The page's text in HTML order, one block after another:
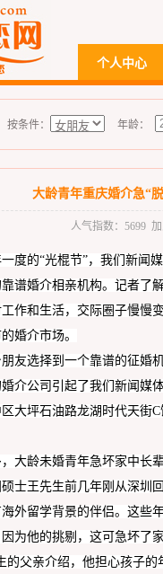
个人中心
按条件： 年龄：
大龄青年重庆婚介急“
人气指数：5699 加
度的“光棍节”，我们新闻
谱婚介相亲机构。记者了
作和生活，交际圈子慢慢
婚介市场。
友选择到一个靠谱的征婚
介公司引起了我们新闻媒
大坪石油路龙湖时代天街
大龄未婚青年急坏家中长
士王先生前几年刚从深圳
外留学背景的伴侣。这些
为他的挑剔，这可急坏了
的父亲介绍， 他担心孩子的